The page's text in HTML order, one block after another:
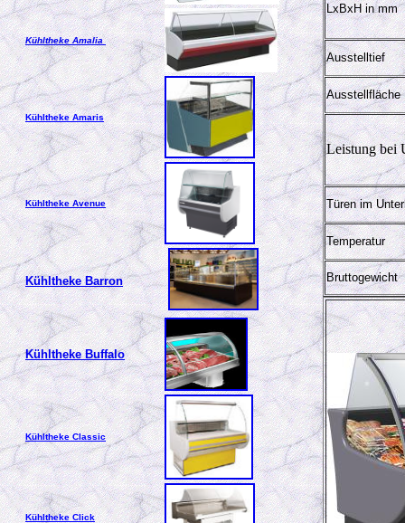
Kühltheke Amalia
Kühltheke Amaris
Kühltheke Avenue
Kühltheke Barron
Kühltheke Buffalo
Kühltheke Classic
Kühltheke Click
LxBxH in mm
Ausstelltief
Ausstellfläche
Leistung bei
Türen im
Temperatur
Bruttogewicht